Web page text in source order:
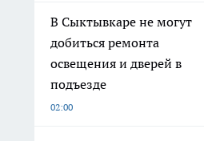
В Сыктывкаре не могут
добиться ремонта
освещения и дверей в
подъезде
02:00